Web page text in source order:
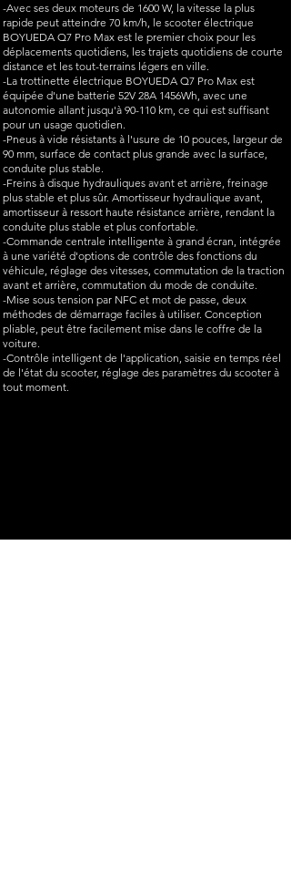
-Avec ses deux moteurs de 1600 W, la vitesse la plus
rapide peut atteindre 70 km/h, le scooter électrique
BOYUEDA Q7 Pro Max est le premier choix pour les
déplacements quotidiens, les trajets quotidiens de courte
distance et les tout-terrains légers en ville.
-La trottinette électrique BOYUEDA Q7 Pro Max est
équipée d'une batterie 52V 28A 1456Wh, avec une
autonomie allant jusqu'à 90-110 km, ce qui est suffisant
pour un usage quotidien.
-Pneus à vide résistants à l'usure de 10 pouces, largeur de
90 mm, surface de contact plus grande avec la surface,
conduite plus stable.
-Freins à disque hydrauliques avant et arrière, freinage
plus stable et plus sûr. Amortisseur hydraulique avant,
amortisseur à ressort haute résistance arrière, rendant la
conduite plus stable et plus confortable.
-Commande centrale intelligente à grand écran, intégrée
à une variété d'options de contrôle des fonctions du
véhicule, réglage des vitesses, commutation de la traction
avant et arrière, commutation du mode de conduite.
-Mise sous tension par NFC et mot de passe, deux
méthodes de démarrage faciles à utiliser. Conception
pliable, peut être facilement mise dans le coffre de la
voiture.
-Contrôle intelligent de l'application, saisie en temps réel
de l'état du scooter, réglage des paramètres du scooter à
tout moment.